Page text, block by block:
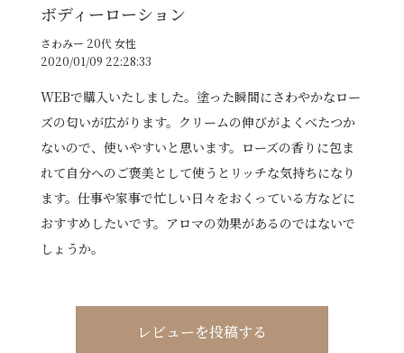
ボディーローション
さわみー 20代 女性
2020/01/09 22:28:33
WEBで購入いたしました。塗った瞬間にさわやかなロー
ズの匂いが広がります。クリームの伸びがよくべたつか
ないので、使いやすいと思います。ローズの香りに包ま
れて自分へのご褒美として使うとリッチな気持ちになり
ます。仕事や家事で忙しい日々をおくっている方などに
おすすめしたいです。アロマの効果があるのではないで
しょうか。
レビューを投稿する